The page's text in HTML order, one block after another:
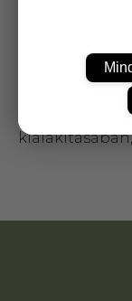
befolyásolja a
kalcium és a
normál